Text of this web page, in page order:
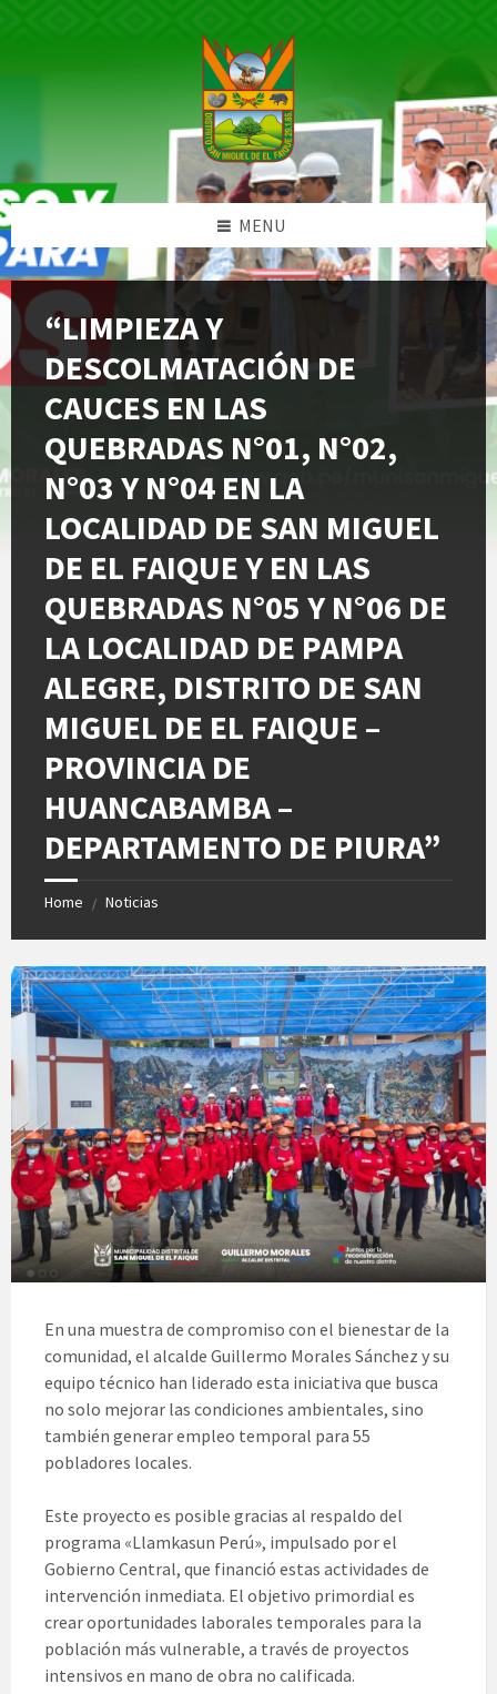
MENU
“LIMPIEZA Y
DESCOLMATACIÓN DE
CAUCES EN LAS
QUEBRADAS N°01, N°02,
N°03 Y N°04 EN LA
LOCALIDAD DE SAN MIGUEL
DE EL FAIQUE Y EN LAS
QUEBRADAS N°05 Y N°06 DE
LA LOCALIDAD DE PAMPA
ALEGRE, DISTRITO DE SAN
MIGUEL DE EL FAIQUE –
PROVINCIA DE
HUANCABAMBA –
DEPARTAMENTO DE PIURA”
Home / Noticias
En una muestra de compromiso con el bienestar de la
comunidad, el alcalde Guillermo Morales Sánchez y su
equipo técnico han liderado esta iniciativa que busca
no solo mejorar las condiciones ambientales, sino
también generar empleo temporal para 55
pobladores locales.
Este proyecto es posible gracias al respaldo del
programa «Llamkasun Perú», impulsado por el
Gobierno Central, que financió estas actividades de
intervención inmediata. El objetivo primordial es
crear oportunidades laborales temporales para la
población más vulnerable, a través de proyectos
intensivos en mano de obra no calificada.